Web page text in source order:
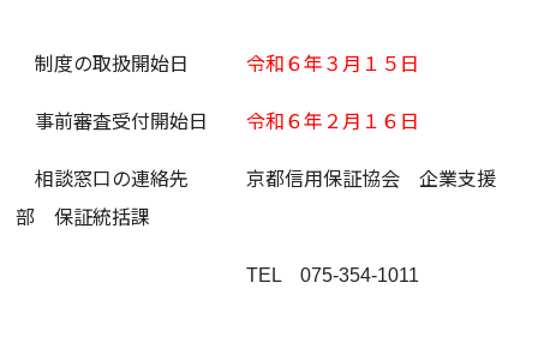
制度の取扱開始日令和６年３月１５日
事前審査受付開始日令和６年２月１６日
相談窓口の連絡先 京都信用保証協会 企業支援
部 保証統括課
TEL 075-354-1011